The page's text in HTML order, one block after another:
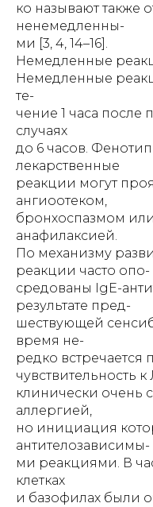
ко называют также
ненемедленны-
ми [3, 4, 14–16].
Немедленные
Немедленные
те-
чение 1 часа
случаях
до 6 часов.
лекарственные
реакции могут
ангиоотеком,
бронхоспазмом
анафилаксией.
По механизму
реакции часто опо-
средованы IgE-
результате пред-
шествующей
время не-
редко
чувствительность к
клинически очень
аллергией,
но инициация
антителозависимы-
ми реакциями. В
клетках
и базофилах были